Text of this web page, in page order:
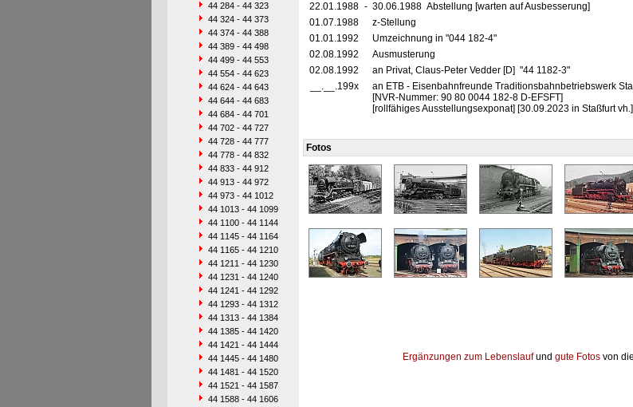
44 284 - 44 323
44 324 - 44 373
44 374 - 44 388
44 389 - 44 498
44 499 - 44 553
44 554 - 44 623
44 624 - 44 643
44 644 - 44 683
44 684 - 44 701
44 702 - 44 727
44 728 - 44 777
44 778 - 44 832
44 833 - 44 912
44 913 - 44 972
44 973 - 44 1012
44 1013 - 44 1099
44 1100 - 44 1144
44 1145 - 44 1164
44 1165 - 44 1210
44 1211 - 44 1230
44 1231 - 44 1240
44 1241 - 44 1292
44 1293 - 44 1312
44 1313 - 44 1384
44 1385 - 44 1420
44 1421 - 44 1444
44 1445 - 44 1480
44 1481 - 44 1520
44 1521 - 44 1587
44 1588 - 44 1606
22.01.1988 - 30.06.1988 Abstellung [warten auf Ausbesserung]
01.07.1988
z-Stellung
01.01.1992
Umzeichnung in "044 182-4"
02.08.1992
Ausmusterung
02.08.1992
an Privat, Claus-Peter Vedder [D] "44 1182-3"
__.__.199x
an ETB - Eisenbahnfreunde Traditionsbahnbetriebswerk
[NVR-Nummer: 90 80 0044 182-8 D-EFSFT]
[rollfähiges Ausstellungsexponat] [30.09.2023 in Staßfurt vh.]
Fotos
Ergänzungen zum Lebenslaufund gute Fotos von